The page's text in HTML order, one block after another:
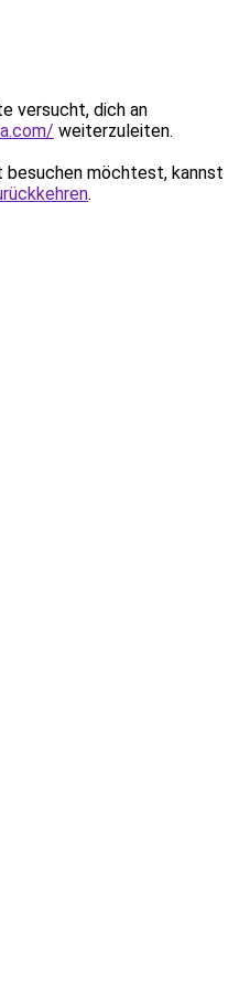
versucht, dich an
weiterzuleiten.
besuchen möchtest, kannst
.